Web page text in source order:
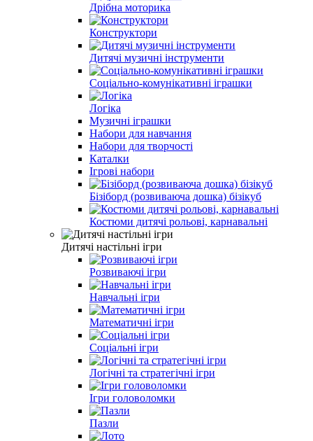
Дрібна моторика
Конструктори
Дитячі музичні інструменти
Соціально-комунікативні іграшки
Логіка
Музичні іграшки
Набори для навчання
Набори для творчості
Каталки
Ігрові набори
Бізіборд (розвиваюча дошка) бізікуб
Костюми дитячі рольові, карнавальні
Дитячі настільні ігри
Розвиваючі ігри
Навчальні ігри
Математичні ігри
Соціальні ігри
Логічні та стратегічні ігри
Ігри головоломки
Пазли